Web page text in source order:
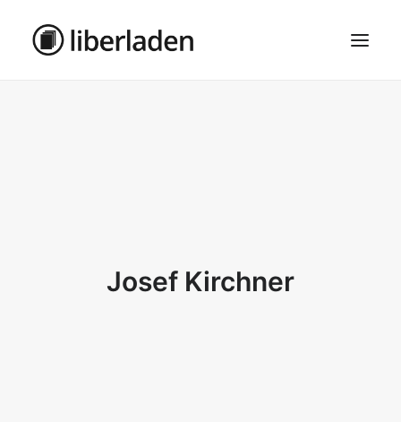
Josef Kirchner